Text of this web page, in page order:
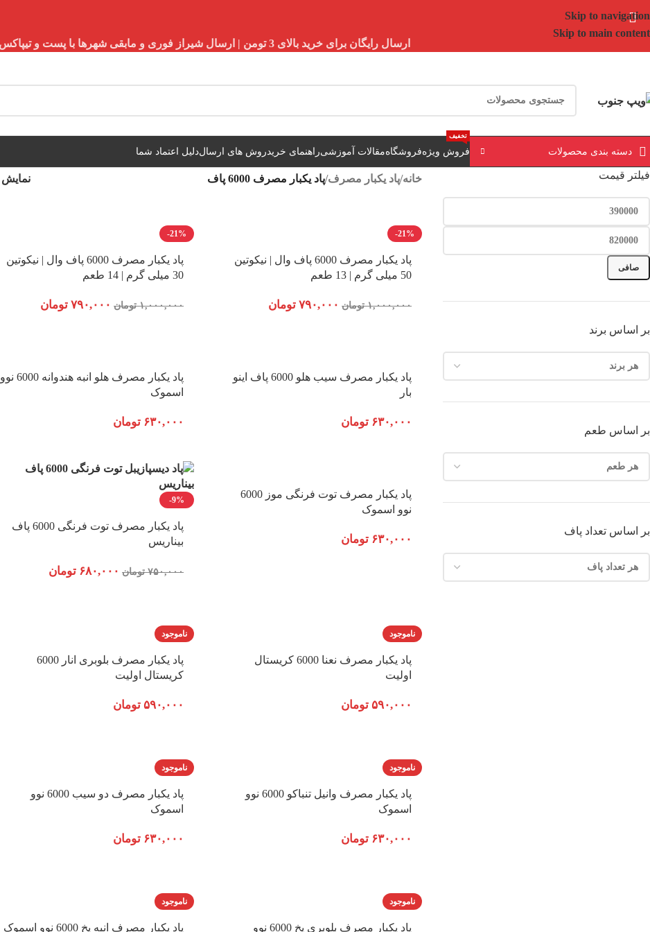
Skip to navigation
Skip to main content
ارسال رایگان برای خرید بالای 3 تومن | ارسال شیراز فوری و مابقی شهرها با پست و تیپاکس
دسته بندی محصولات فروش ویژه
تخفیف
فروشگاهمقالات آموزشیراهنمای خریدروش های ارسالدلیل اعتماد شما
فیلتر قیمت
صافی
بر اساس برند
بر اساس طعم
بر اساس تعداد پاف
خانه/پاد یکبار مصرف/پاد یکبار مصرف 6000 پاف نمایش
-21%
پاد یکبار مصرف 6000 پاف وال | نیکوتین
50 میلی گرم | 13 طعم
۱,۰۰۰,۰۰۰ تومان ۷۹۰,۰۰۰ تومان
-21%
پاد یکبار مصرف 6000 پاف وال | نیکوتین
30 میلی گرم | 14 طعم
۱,۰۰۰,۰۰۰ تومان ۷۹۰,۰۰۰ تومان
پاد یکبار مصرف سیب هلو 6000 پاف اینو
بار
۶۳۰,۰۰۰ تومان
پاد یکبار مصرف هلو انبه هندوانه 6000 نوو
اسموک
۶۳۰,۰۰۰ تومان
پاد یکبار مصرف توت فرنگی موز 6000
نوو اسموک
۶۳۰,۰۰۰ تومان
-9%
پاد یکبار مصرف توت فرنگی 6000 پاف
بیناریس
۷۵۰,۰۰۰ تومان ۶۸۰,۰۰۰ تومان
ناموجود
پاد یکبار مصرف نعنا 6000 کریستال
اولیت
۵۹۰,۰۰۰ تومان
ناموجود
پاد یکبار مصرف بلوبری انار 6000
کریستال اولیت
۵۹۰,۰۰۰ تومان
ناموجود
پاد یکبار مصرف وانیل تنباکو 6000 نوو
اسموک
۶۳۰,۰۰۰ تومان
ناموجود
پاد یکبار مصرف دو سیب 6000 نوو
اسموک
۶۳۰,۰۰۰ تومان
ناموجود
پاد یکبار مصرف بلوبری یخ 6000 نوو
ناموجود
پاد یکبار مصرف انبه یخ 6000 نوو اسموک